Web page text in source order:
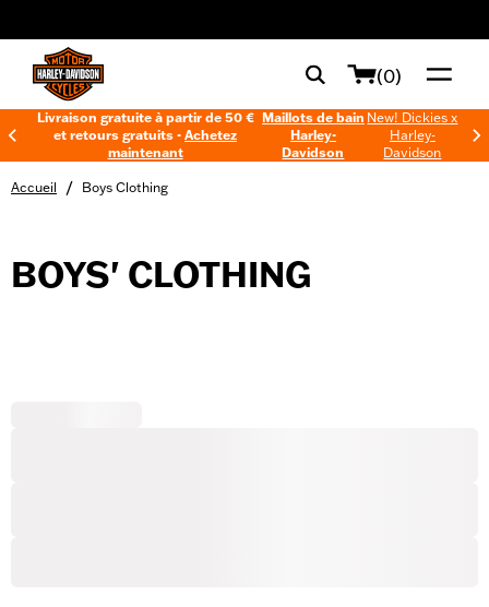
(0)
Livraison gratuite à partir de 50 €
et retours gratuits -Achetez
maintenant
Maillots de bain
Harley-
Davidson
New! Dickies x
Harley-
Davidson
Accueil / Boys Clothing
BOYS' CLOTHING